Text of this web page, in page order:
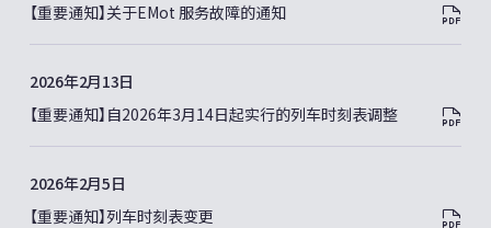
【重要通知】关于EMot 服务故障的通知
2026年2月13日
【重要通知】自2026年3月14日起实行的列车时刻表调整
2026年2月5日
【重要通知】列车时刻表变更